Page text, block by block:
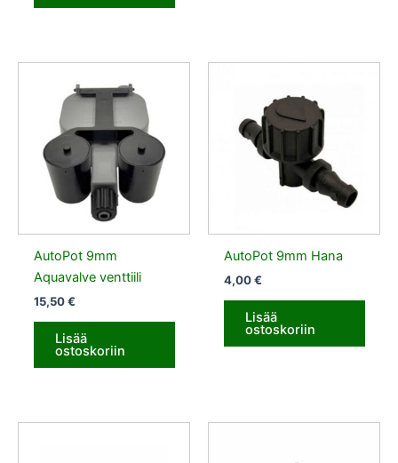
AutoPot 9mm
Aquavalve venttiili
15,50€
Lisää
ostoskoriin
AutoPot 9mm Hana
4,00€
Lisää
ostoskoriin